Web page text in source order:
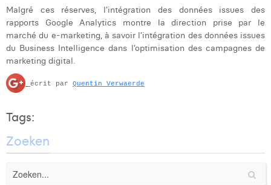
Malgré ces réserves, l’intégration des données issues des
rapports Google Analytics montre la direction prise par le
marché du e-marketing, à savoir l’intégration des données issues
du Business Intelligence dans l’optimisation des campagnes de
marketing digital.
écrit par Quentin Verwaerde
Tags:
Zoeken